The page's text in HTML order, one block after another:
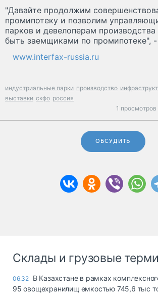
"Давайте продолжим
промипотеку и позволим
парков и девелоперам
быть заемщиками по промипотеке",
www.interfax-russia.ru
индустриальные парки производство
выставки скфо россия
1 просмотров
ОБСУДИТЬ
Склады и грузовые
06:32 В Казахстане в рамках
95 овощехранилищ емкостью 745,6 тыс